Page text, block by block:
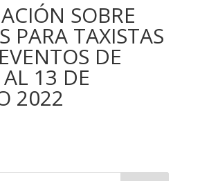
SOBRE
PARA TAXISTAS
DE
13 DE
2022